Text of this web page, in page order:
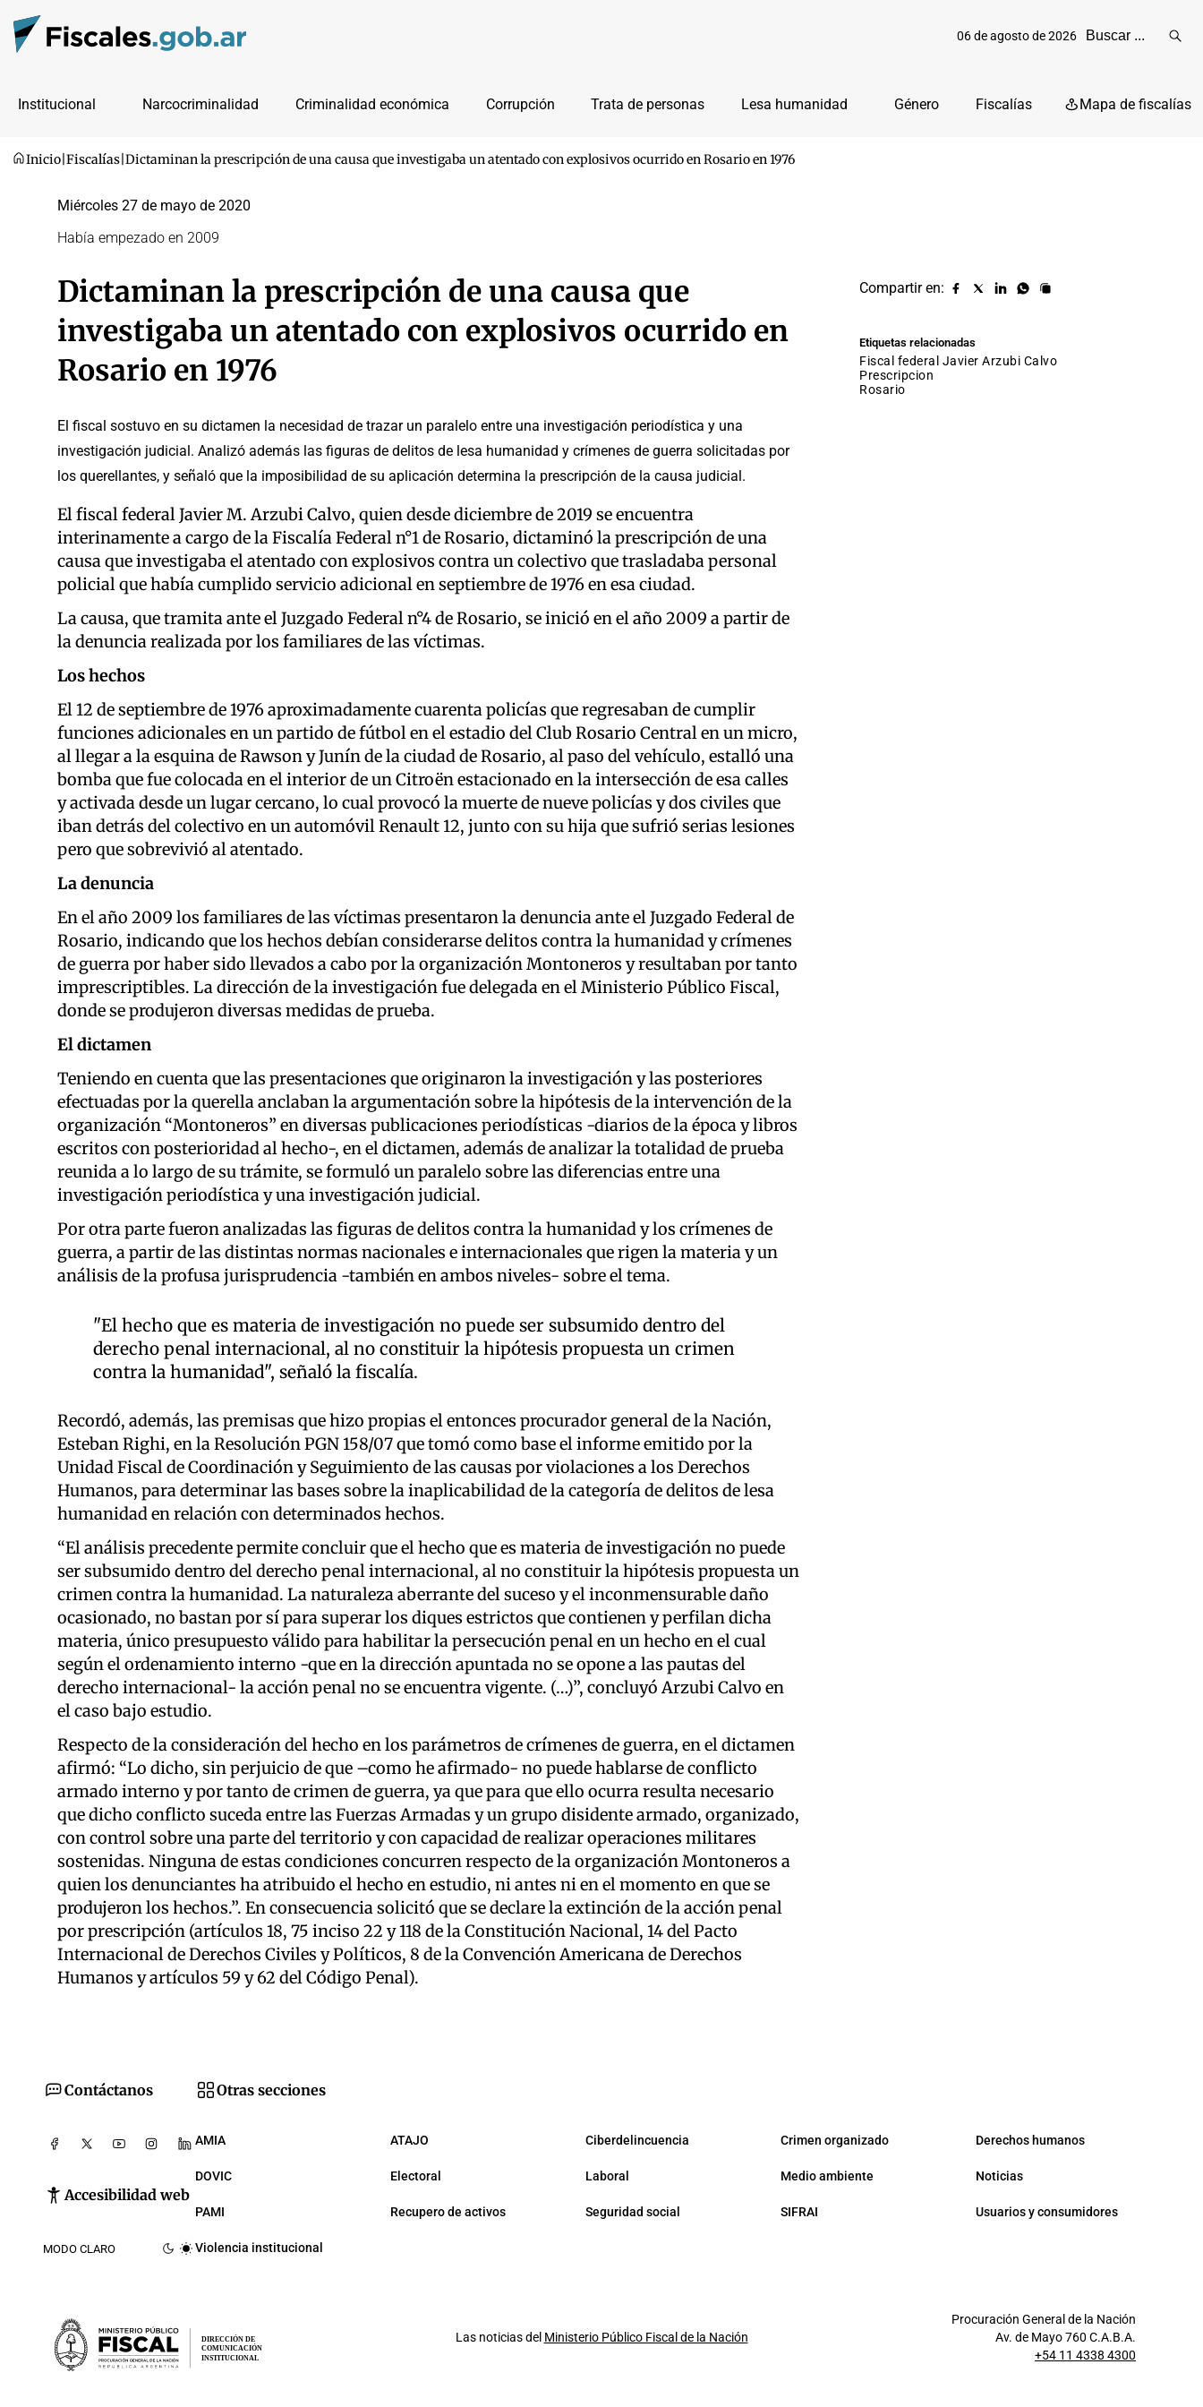
06 de agosto de 2026
Institucional Narcocriminalidad Criminalidad económica Corrupción Trata de personas Lesa humanidad Género Fiscalías Mapa de fiscalías
Inicio Fiscalías Dictaminan la prescripción de una causa que investigaba un atentado con explosivos ocurrido en Rosario en 1976
Miércoles 27 de mayo de 2020
Había empezado en 2009
Dictaminan la prescripción de una causa que
investigaba un atentado con explosivos ocurrido en
Rosario en 1976
El fiscal sostuvo en su dictamen la necesidad de trazar un paralelo entre una investigación periodística y una
investigación judicial. Analizó además las figuras de delitos de lesa humanidad y crímenes de guerra solicitadas por
los querellantes, y señaló que la imposibilidad de su aplicación determina la prescripción de la causa judicial.
El fiscal federal Javier M. Arzubi Calvo, quien desde diciembre de 2019 se encuentra
interinamente a cargo de la Fiscalía Federal n°1 de Rosario, dictaminó la prescripción de una
causa que investigaba el atentado con explosivos contra un colectivo que trasladaba personal
policial que había cumplido servicio adicional en septiembre de 1976 en esa ciudad.
La causa, que tramita ante el Juzgado Federal n°4 de Rosario, se inició en el año 2009 a partir de
la denuncia realizada por los familiares de las víctimas.
Los hechos
El 12 de septiembre de 1976 aproximadamente cuarenta policías que regresaban de cumplir
funciones adicionales en un partido de fútbol en el estadio del Club Rosario Central en un micro,
al llegar a la esquina de Rawson y Junín de la ciudad de Rosario, al paso del vehículo, estalló una
bomba que fue colocada en el interior de un Citroën estacionado en la intersección de esa calles
y activada desde un lugar cercano, lo cual provocó la muerte de nueve policías y dos civiles que
iban detrás del colectivo en un automóvil Renault 12, junto con su hija que sufrió serias lesiones
pero que sobrevivió al atentado.
La denuncia
En el año 2009 los familiares de las víctimas presentaron la denuncia ante el Juzgado Federal de
Rosario, indicando que los hechos debían considerarse delitos contra la humanidad y crímenes
de guerra por haber sido llevados a cabo por la organización Montoneros y resultaban por tanto
imprescriptibles. La dirección de la investigación fue delegada en el Ministerio Público Fiscal,
donde se produjeron diversas medidas de prueba.
El dictamen
Teniendo en cuenta que las presentaciones que originaron la investigación y las posteriores
efectuadas por la querella anclaban la argumentación sobre la hipótesis de la intervención de la
organización “Montoneros” en diversas publicaciones periodísticas -diarios de la época y libros
escritos con posterioridad al hecho-, en el dictamen, además de analizar la totalidad de prueba
reunida a lo largo de su trámite, se formuló un paralelo sobre las diferencias entre una
investigación periodística y una investigación judicial.
Por otra parte fueron analizadas las figuras de delitos contra la humanidad y los crímenes de
guerra, a partir de las distintas normas nacionales e internacionales que rigen la materia y un
análisis de la profusa jurisprudencia -también en ambos niveles- sobre el tema.
"El hecho que es materia de investigación no puede ser subsumido dentro del
derecho penal internacional, al no constituir la hipótesis propuesta un crimen
contra la humanidad", señaló la fiscalía.
Recordó, además, las premisas que hizo propias el entonces procurador general de la Nación,
Esteban Righi, en la Resolución PGN 158/07 que tomó como base el informe emitido por la
Unidad Fiscal de Coordinación y Seguimiento de las causas por violaciones a los Derechos
Humanos, para determinar las bases sobre la inaplicabilidad de la categoría de delitos de lesa
humanidad en relación con determinados hechos.
“El análisis precedente permite concluir que el hecho que es materia de investigación no puede
ser subsumido dentro del derecho penal internacional, al no constituir la hipótesis propuesta un
crimen contra la humanidad. La naturaleza aberrante del suceso y el inconmensurable daño
ocasionado, no bastan por sí para superar los diques estrictos que contienen y perfilan dicha
materia, único presupuesto válido para habilitar la persecución penal en un hecho en el cual
según el ordenamiento interno -que en la dirección apuntada no se opone a las pautas del
derecho internacional- la acción penal no se encuentra vigente. (…)”, concluyó Arzubi Calvo en
el caso bajo estudio.
Respecto de la consideración del hecho en los parámetros de crímenes de guerra, en el dictamen
afirmó: “Lo dicho, sin perjuicio de que –como he afirmado- no puede hablarse de conflicto
armado interno y por tanto de crimen de guerra, ya que para que ello ocurra resulta necesario
que dicho conflicto suceda entre las Fuerzas Armadas y un grupo disidente armado, organizado,
con control sobre una parte del territorio y con capacidad de realizar operaciones militares
sostenidas. Ninguna de estas condiciones concurren respecto de la organización Montoneros a
quien los denunciantes ha atribuido el hecho en estudio, ni antes ni en el momento en que se
produjeron los hechos.”. En consecuencia solicitó que se declare la extinción de la acción penal
por prescripción (artículos 18, 75 inciso 22 y 118 de la Constitución Nacional, 14 del Pacto
Internacional de Derechos Civiles y Políticos, 8 de la Convención Americana de Derechos
Humanos y artículos 59 y 62 del Código Penal).
Compartir en:
Compartir
Compartir
Compartir
Compartir
Copiar
Etiquetas relacionadas
fiscal federal Javier Arzubi Calvo
prescripcion
rosario
Contáctanos
Accesibilidad web
MODO CLARO
Otras secciones
AMIA ATAJO Ciberdelincuencia Crimen organizado Derechos humanos
DOVIC Electoral Laboral Medio ambiente Noticias
PAMI Recupero de activos Seguridad social SIFRAI Usuarios y consumidores
Violencia institucional
DIRECCIÓN DE
COMUNICACIÓN
INSTITUCIONAL
Las noticias del Ministerio Público Fiscal de la Nación
Procuración General de la Nación
Av. de Mayo 760 C.A.B.A.
+54 11 4338 4300